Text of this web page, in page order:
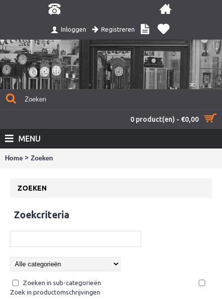
Inloggen Registreren
0 product(en) - €0,00
MENU
Home > Zoeken
ZOEKEN
Zoekcriteria
Zoeken in sub-categorieën
Zoek in productomschrijvingen